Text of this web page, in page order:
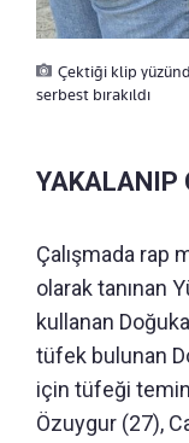
Çektiği klip
serbest bırakıldı
YAKALANIP
Çalışmada rap
olarak tanınan
kullanan
tüfek bulunan
için tüfeği
Özuygur (27),